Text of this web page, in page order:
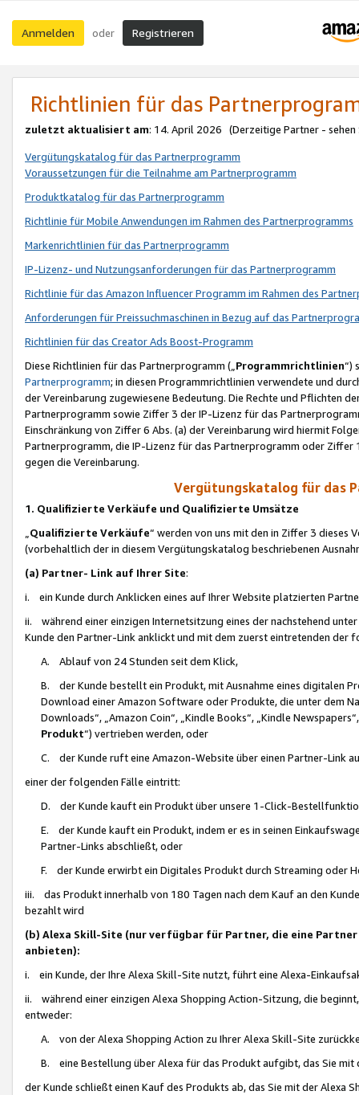
Anmelden oder Registrieren
Richtlinien für das
zuletzt aktualisiert am: 14. April 2026 (Derzeitige Partner - sehen
Vergütungskatalog für das Partnerprogramm
Voraussetzungen für die Teilnahme am Partnerprogramm
Produktkatalog für das Partnerprogramm
Richtlinie für Mobile Anwendungen im Rahmen des Partnerprogramms
Markenrichtlinien für das Partnerprogramm
IP-Lizenz- und Nutzungsanforderungen für das Partnerprogramm
Richtlinie für das Amazon Influencer Programm im Rahmen des
Anforderungen für Preissuchmaschinen in Bezug auf das
Richtlinien für das Creator Ads Boost-Programm
Diese Richtlinien für das Partnerprogramm („Programmrichtlinien“)
Partnerprogramm; in diesen Programmrichtlinien verwendete und
der Vereinbarung zugewiesene Bedeutung. Die Rechte und Pflichten
Partnerprogramm sowie Ziffer 3 der IP-Lizenz für das
Einschränkung von Ziffer 6 Abs. (a) der Vereinbarung wird hiermit
Partnerprogramm, die IP-Lizenz für das Partnerprogramm oder
gegen die Vereinbarung.
Vergütungskatalog für das
1. Qualifizierte Verkäufe und Qualifizierte Umsätze
Qualifizierte Verkäufe“ werden von uns mit den in Ziffer 3
(vorbehaltlich der in diesem Vergütungskatalog beschriebenen
(a) Partner- Link auf Ihrer Site:
i. ein Kunde durch Anklicken eines auf Ihrer Website platzierten
ii. während einer einzigen Internetsitzung eines der nachstehend
Kunde den Partner-Link anklickt und mit dem zuerst eintretenden der
A. Ablauf von 24 Stunden seit dem Klick,
B. der Kunde bestellt ein Produkt, mit Ausnahme eines digitalen
Download einer Amazon Software oder Produkte, die unter dem
Downloads“, „Amazon Coin“, „Kindle Books“, „Kindle
Produkt“) vertrieben werden, oder
C. der Kunde ruft eine Amazon-Website über einen Partner-Link
einer der folgenden Fälle eintritt:
D. der Kunde kauft ein Produkt über unsere 1-Click-
E. der Kunde kauft ein Produkt, indem er es in seinen
Partner-Links abschließt, oder
F. der Kunde erwirbt ein Digitales Produkt durch Streaming oder
iii. das Produkt innerhalb von 180 Tagen nach dem Kauf an den
bezahlt wird
(b) Alexa Skill-Site (nur verfügbar für Partner, die eine
anbieten):
i. ein Kunde, der Ihre Alexa Skill-Site nutzt, führt eine Alexa-
ii. während einer einzigen Alexa Shopping Action-Sitzung, die
entweder:
A. von der Alexa Shopping Action zu Ihrer Alexa Skill-Site
B. eine Bestellung über Alexa für das Produkt aufgibt, das Sie mit
der Kunde schließt einen Kauf des Produkts ab, das Sie mit der Alexa